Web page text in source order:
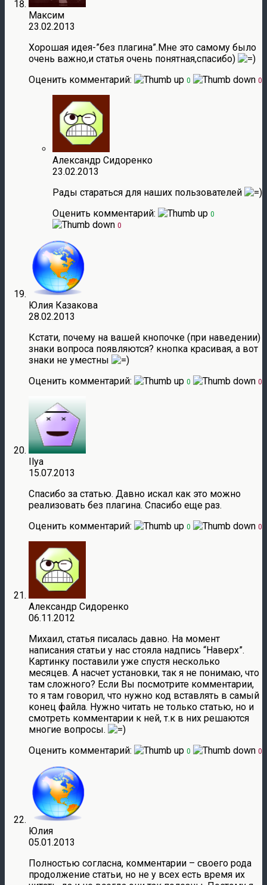
Максим
23.02.2013
Хорошая идея-”без плагина”.Мне это самому было
очень важно,и статья очень понятная,спасибо)
Оценить комментарий:
0 0
Александр Сидоренко
23.02.2013
Рады стараться для наших пользователей
Оценить комментарий:
0
0
Юлия Казакова
28.02.2013
Кстати, почему на вашей кнопочке (при наведении)
знаки вопроса появляются? кнопка красивая, а вот
знаки не уместны
Оценить комментарий:
0 0
Ilya
15.07.2013
Спасибо за статью. Давно искал как это можно
реализовать без плагина. Спасибо еще раз.
Оценить комментарий:
0 0
Александр Сидоренко
06.11.2012
Михаил, статья писалась давно. На момент
написания статьи у нас стояла надпись “Наверх”.
Картинку поставили уже спустя несколько
месяцев. А насчет установки, так я не понимаю, что
там сложного? Если Вы посмотрите комментарии,
то я там говорил, что нужно код вставлять в самый
конец файла. Нужно читать не только статью, но и
смотреть комментарии к ней, т.к в них решаются
многие вопросы.
Оценить комментарий:
0 0
Юлия
05.01.2013
Полностью согласна, комментарии – своего рода
продолжение статьи, но не у всех есть время их